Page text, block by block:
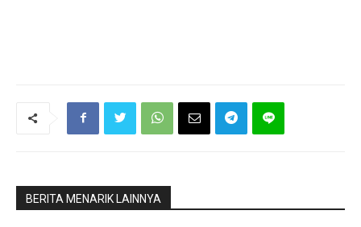
BERITA MENARIK LAINNYA